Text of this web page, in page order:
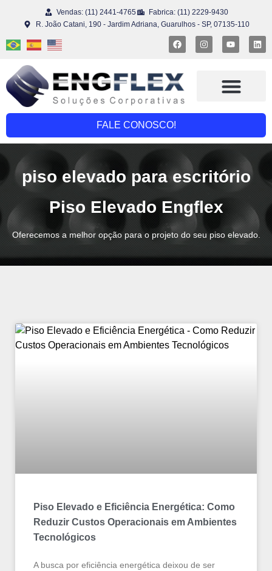
Vendas: (11) 2441-4765
Fabrica: (11) 2229-9430
R. João Catani, 190 - Jardim Adriana, Guarulhos - SP, 07135-110
FALE CONOSCO!
piso elevado para escritório
Piso Elevado Engflex
Oferecemos a melhor opção para o projeto do seu piso elevado.
Piso Elevado e Eficiência Energética: Como
Reduzir Custos Operacionais em Ambientes
Tecnológicos
A busca por eficiência energética deixou de ser